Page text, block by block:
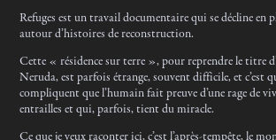
Refuges est un travail documentaire qui se décline en
autour d’histoires de reconstruction.
Cette « résidence sur terre », pour reprendre le titre
Neruda, est parfois étrange, souvent difficile, et c’est
compliquent que l’humain fait preuve d’une rage de
entrailles et qui, parfois, tient du miracle.
Ce que je veux raconter ici, c’est l’après-tempête, le